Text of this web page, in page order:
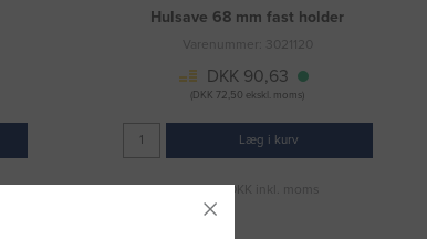
Hulsave 68 mm fast holder
Varenummer: 3021120
DKK 90,63
(DKK 72,50 ekskl. moms)
Læg i kurv
Fragt 49 DKK inkl. moms